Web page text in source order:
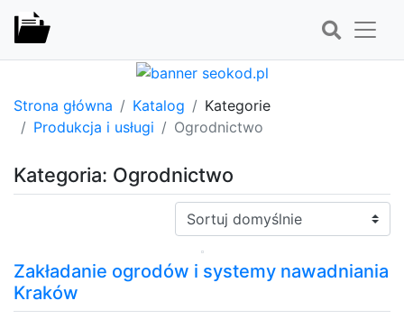
Strona główna Katalog
Kategorie
Produkcja i usługi
Ogrodnictwo
Kategoria: Ogrodnictwo
Sortuj:
Zakładanie ogrodów i systemy nawadniania
Kraków